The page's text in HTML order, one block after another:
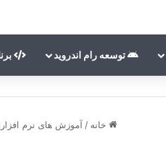
توسعه رام اندروید
خانه / آموزش های نرم